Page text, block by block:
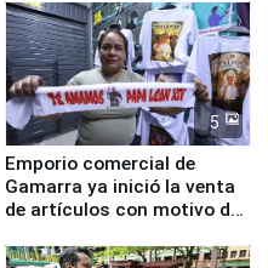
educación, salud y empleo
5
Emporio comercial de
Gamarra ya inició la venta
de artículos con motivo de